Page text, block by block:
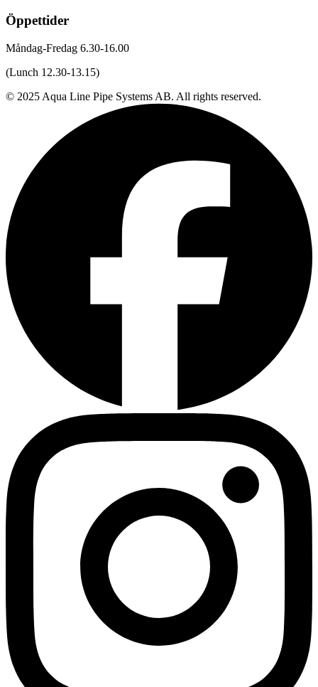
Öppettider
Måndag-Fredag 6.30-16.00
(Lunch 12.30-13.15)
© 2025 Aqua Line Pipe Systems AB. All rights reserved.